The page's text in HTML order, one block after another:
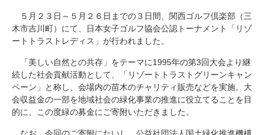
５月２３日～５月２６日までの３日間、関西ゴルフ倶楽部（三
木市吉川町）にて、日本女子ゴルフ協会公認トーナメント「リゾ
ートトラストレディス」が行われました。
「美しい自然との共存」をテーマに1995年の第3回大会より継
続した社会貢献活動として、「リゾートトラストグリーンキャン
ペーン」と称し、会場内の苗木のチャリティ販売などを実施。大
会収益金の一部を地域社会の緑化事業の推進に役立てることを目
的に、この度緑の募金にご寄附いただきました。